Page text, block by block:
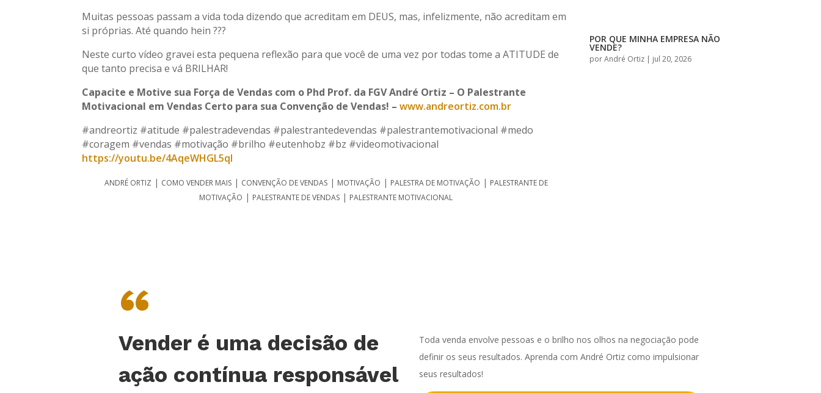
Muitas pessoas passam a vida toda dizendo que acreditam em DEUS, mas, infelizmente, não acreditam em
si próprias. Até quando hein ???
Neste curto vídeo gravei esta pequena reflexão para que você de uma vez por todas tome a ATITUDE de
que tanto precisa e vá BRILHAR!
Capacite e Motive sua Força de Vendas com o Phd Prof. da FGV André Ortiz – O Palestrante
Motivacional em Vendas Certo para sua Convenção de Vendas! –www.andreortiz.com.br
#andreortiz #atitude #palestradevendas #palestrantedevendas #palestrantemotivacional #medo
#coragem #vendas #motivação #brilho #eutenhobz #bz #videomotivacional
https://youtu.be/4AqeWHGL5qI
ANDRÉ ORTIZ | COMO VENDER MAIS| CONVENÇÃO DE VENDAS| MOTIVAÇÃO | PALESTRA DE MOTIVAÇÃO | PALESTRANTE DE
MOTIVAÇÃO | PALESTRANTE DE VENDAS | PALESTRANTE MOTIVACIONAL
POR QUE MINHA EMPRESA NÃO
VENDE?
porAndré Ortiz| jul 20, 2026
“
Vender é uma decisão de
ação contínua responsável
Toda venda envolve pessoas e o brilho nos olhos na negociação pode
definir os seus resultados. Aprenda com André Ortiz como impulsionar
seus resultados!